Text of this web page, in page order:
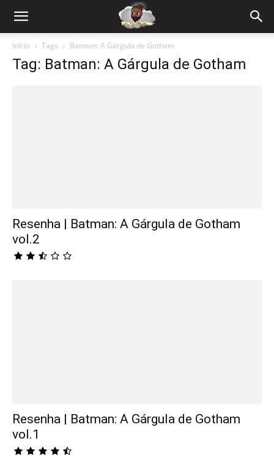
Início Tags Batman: A Gárgula de Gotham
Tag: Batman: A Gárgula de Gotham
Resenha | Batman: A Gárgula de Gotham
vol.2
Resenha | Batman: A Gárgula de Gotham
vol.1